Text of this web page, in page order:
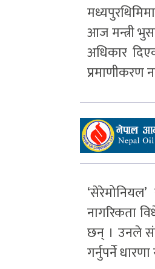
आज मन्त्री
अधिकार
प्रमाणीकरण
नागरिकता
छन् । उनले
गर्नुपर्ने